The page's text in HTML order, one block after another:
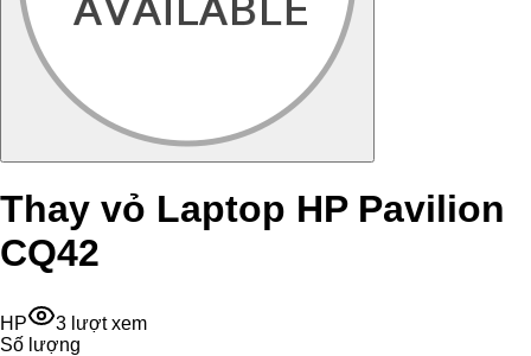
Thay vỏ Laptop HP Pavilion
CQ42
HP 3 lượt xem
Số lượng